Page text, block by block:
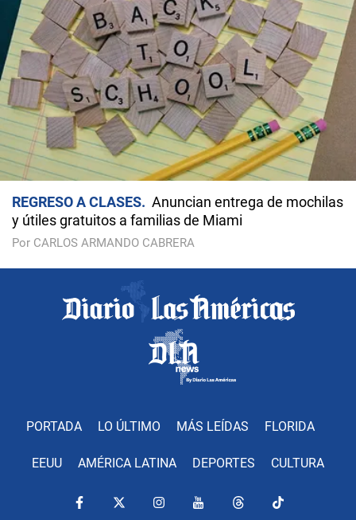
REGRESO A CLASES
Anuncian entrega de mochilas
y útiles gratuitos a familias de Miami
Por CARLOS ARMANDO CABRERA
PORTADA LO ÚLTIMO MÁS LEÍDAS FLORIDA
EEUU AMÉRICA LATINA DEPORTES CULTURA